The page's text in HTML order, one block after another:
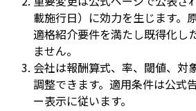
載施行日）に効力を生じます。
適格紹介要件を満たし既得化し
ません。
会社は報酬算式、率、閾値、対
調整できます。適用条件は公式
ー表示に従います。